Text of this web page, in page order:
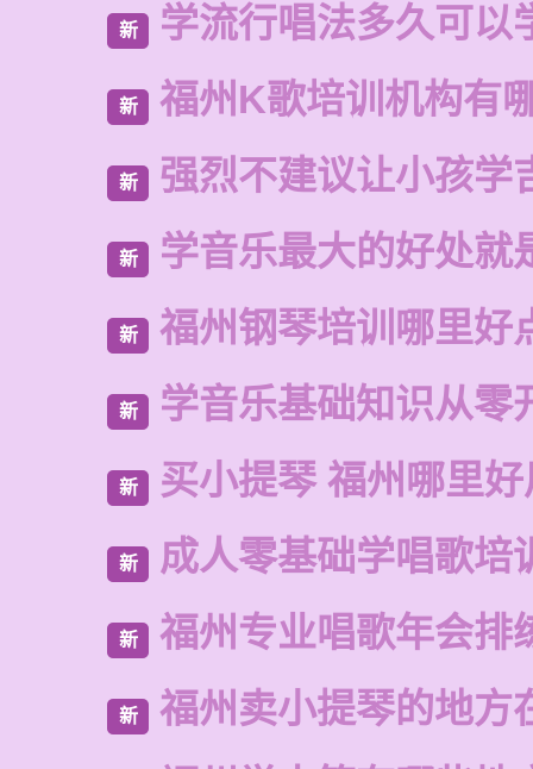
新 学流行唱法多久可以
新 福州K歌培训机构有
新 强烈不建议让小孩学
新 学音乐最大的好处就
新 福州钢琴培训哪里好
新 学音乐基础知识从零
新 买小提琴 福州哪里
新 成人零基础学唱歌培
新 福州专业唱歌年会排
新 福州卖小提琴的地方